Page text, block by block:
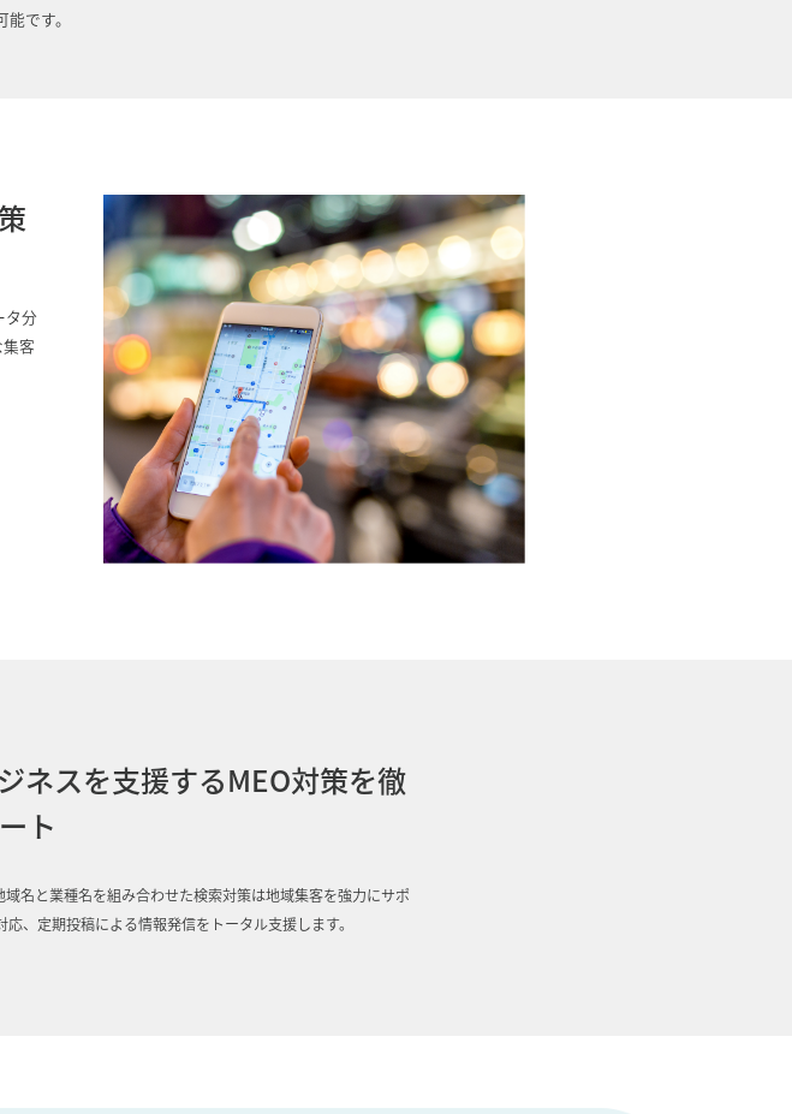
です。
タ分
客
ネスを支援するMEO対策を徹
ト
名と業種名を組み合わせた検索対策は地域集客を強力にサポ
、定期投稿による情報発信をトータル支援します。